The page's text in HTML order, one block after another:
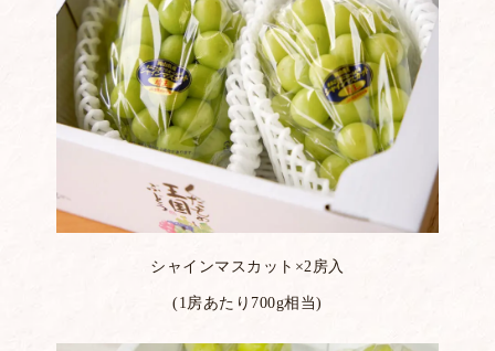
シャインマスカット×2房入
(1房あたり700g相当)